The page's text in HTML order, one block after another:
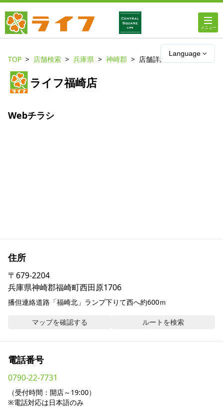
Language
店舗・チラシ情報
Contact us in English
TOP 店舗検索 兵庫県 神崎郡 店舗詳細
ライフ福崎店
Webチラシ
住所
〒 679-2204
兵庫県神崎郡福崎町西田原1706
播但連絡道路「福崎北」ランプ下りて西へ約600ｍ
マップを確認する ルートを検索
電話番号
0790-22-7731
（受付時間：開店～19:00）
※電話対応は日本語のみ